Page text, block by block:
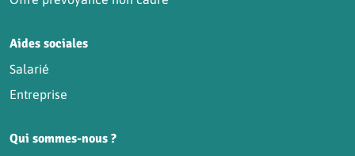
Aides sociales
Salarié
Entreprise
Qui sommes-nous ?